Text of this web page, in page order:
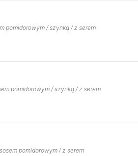
pomidorowym / szynką / z serem
pomidorowym / szynką / z serem
pomidorowym / z serem